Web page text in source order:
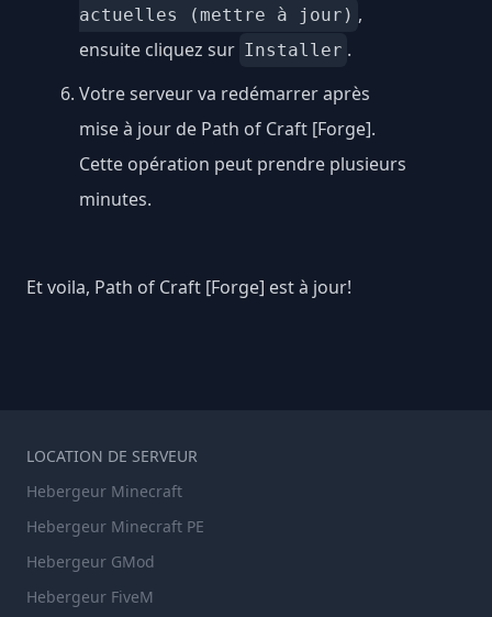
actuelles (mettre à jour) ,
ensuite cliquez sur Installer .
Votre serveur va redémarrer après
mise à jour de Path of Craft [Forge].
Cette opération peut prendre plusieurs
minutes.
Et voila, Path of Craft [Forge] est à jour!
LOCATION DE SERVEUR
Hebergeur Minecraft
Hebergeur Minecraft PE
Hebergeur GMod
Hebergeur FiveM